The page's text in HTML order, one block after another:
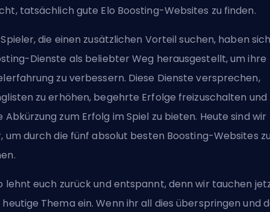
tatsächlich gute Elo Boosting-Websites zu finden.
die einen zusätzlichen Vorteil suchen, haben sich
Dienste als beliebter Weg herausgestellt, um ihre
zu verbessern. Diese Dienste versprechen,
zu erhöhen, begehrte Erfolge freizuschalten und
Abkürzung zum Erfolg im Spiel zu bieten. Heute sind wir
um durch die fünf absolut besten Boosting-Websites zu
lehnt euch zurück und entspannt, denn wir tauchen
heutige Thema ein. Wenn ihr all dies überspringen und